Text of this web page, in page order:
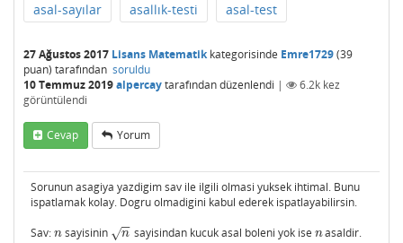
asal-sayılar asallık-testi asal-test
27 Ağustos 2017 Lisans Matematikkategorisinde Emre1729(39
puan) tarafından soruldu
10 Temmuz 2019alpercaytarafındandüzenlendi | 6.2k kez
görüntülendi
Cevap Yorum
Sorunun asagiya yazdigim sav ile ilgili olmasi yuksek ihtimal. Bunu
ispatlamak kolay. Dogru olmadigini kabul ederek ispatlayabilirsin.
Sav: n
nsayisinin n
−
−
√
n sayisindan kucuk asal boleni yok ise n
nasaldir.